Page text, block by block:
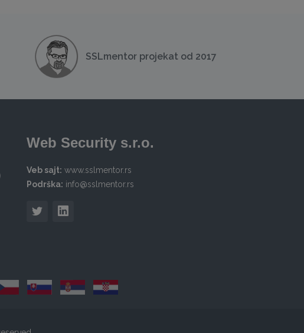
SSLmentor projekat od 2017
Web Security s.r.o.
Veb sajt: www.sslmentor.rs
Podrška: info@sslmentor.rs